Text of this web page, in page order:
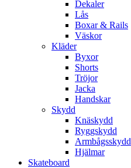
Dekaler
Lås
Boxar & Rails
Väskor
Kläder
Byxor
Shorts
Tröjor
Jacka
Handskar
Skydd
Knäskydd
Ryggskydd
Armbågsskydd
Hjälmar
Skateboard